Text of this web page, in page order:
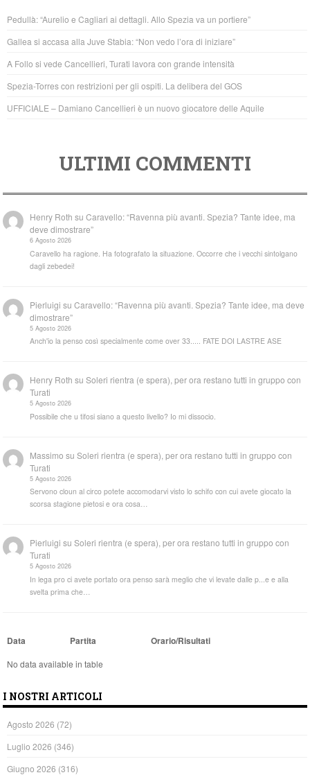
b
o
o
k
A
p
p
Pedullà: “Aurelio e Cagliari ai dettagli. Allo Spezia va un portiere”
Gallea si accasa alla Juve Stabia: “Non vedo l’ora di iniziare”
A Follo si vede Cancellieri, Turati lavora con grande intensità
Spezia-Torres con restrizioni per gli ospiti. La delibera del GOS
UFFICIALE – Damiano Cancellieri è un nuovo giocatore delle Aquile
ULTIMI COMMENTI
Henry Roth suCaravello: “Ravenna più avanti. Spezia? Tante idee, ma
deve dimostrare”
6 Agosto 2026
Caravello ha ragione. Ha fotografato la situazione. Occorre che i vecchi sintolgano
dagli zebedei!
Pierluigi suCaravello: “Ravenna più avanti. Spezia? Tante idee, ma deve
dimostrare”
5 Agosto 2026
Anch'io la penso così specialmente come over 33..... FATE DOI LASTRE ASE
Henry Roth suSoleri rientra (e spera), per ora restano tutti in gruppo con
Turati
5 Agosto 2026
Possibile che u tifosi siano a questo livello? Io mi dissocio.
Massimo suSoleri rientra (e spera), per ora restano tutti in gruppo con
Turati
5 Agosto 2026
Servono cloun al circo potete accomodarvi visto lo schifo con cui avete giocato la
scorsa stagione pietosi e ora cosa…
Pierluigi suSoleri rientra (e spera), per ora restano tutti in gruppo con
Turati
5 Agosto 2026
In lega pro ci avete portato ora penso sarà meglio che vi levate dalle p...e e alla
svelta prima che…
Data Partita Orario/Risultati
No data available in table
I NOSTRI ARTICOLI
Agosto 2026 (72)
Luglio 2026 (346)
Giugno 2026 (316)